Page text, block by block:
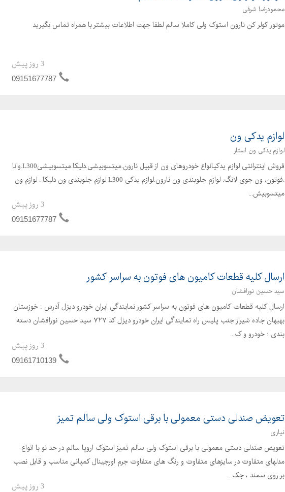
محمودرضا شرفی
موتور کولر کن نارون استوک ولی کاملا سالم لطفا جهت اطلاعات بیشتر با همراه تماس بگیرید
3 روز پیش
09151677787
لوازم یدکی ون
لوازم یدکی ون استار
فروش اینترانتی لوازم یدکیانواع خودروهای ون از قبیل نارون.میتسوبیشی.دلیکا.میتسوبیشیL300.وانا
.فوتون. ون جوی لانگ. لوازم جلوبندی ون نارون.لوازم یدکی L300 لوازم جلوبندی ون دلیکا . لوازم ون
میتسوبیش...
3 روز پیش
09151677787
ارسال کلیه قطعات کامیون های فوتون به سراسر کشور
سید حسین نورافشان
ارسال کلیه قطعات کامیون های فوتون به سراسر کشور نمایندگی ایران خودرو دیزل آدرس : خوزستان
بهبهان جاده شیراز جنب پلیس راه نمایندگی ایران خودرو دیزل کد ۷۲۷ سید حسین نورافشان دسته
بندی : خودرو و ک...
3 روز پیش
09161710139
تعویض صندلی دستی معمولی با برقی استوک ولی سالم تمیز
نیاری
تعویض صندلی دستی معمولی با برقی استوک ولی سالم تمیز استوک اروپا سالم در حد نو با انواع
مدلهای متفاوت در سایزهای متفاوت و رنگ های متفاوت جرم اورجینال کمپانی مناسب و قابل نصب
بر روی سمند ، جک...
3 روز پیش